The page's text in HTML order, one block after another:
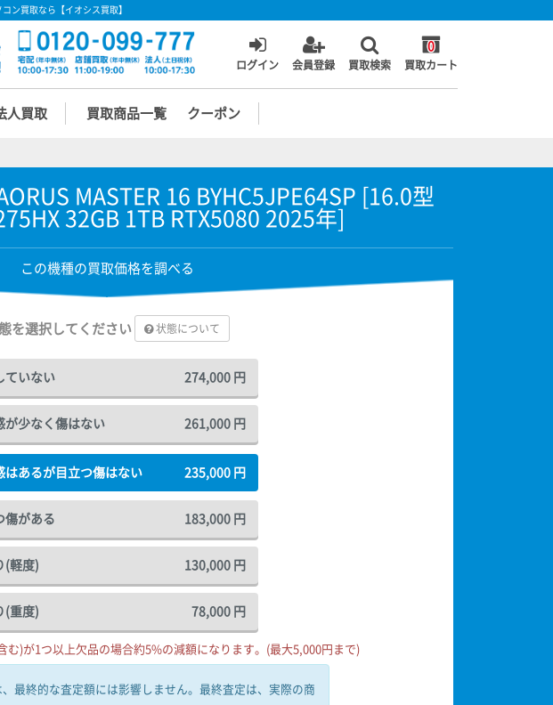
ン買取なら【イオシス買取】
ログイン 会員登録 買取検索
0
買取カート
人買取 買取商品一覧 クーポン
MASTER 16 BYHC5JPE64SP [16.0型
32GB 1TB RTX5080 2025年]
この機種の買取価格を調べる
を選択してください 状態について
ていない 274,000 円
が少なく傷はない 261,000 円
はあるが目立つ傷はない 235,000 円
傷がある 183,000 円
(軽度) 130,000 円
(重度) 78,000 円
む)が1つ以上欠品の場合約5%の減額になります。(最大5,000円まで)
最終的な査定額には影響しません。 最終査定は、実際の商